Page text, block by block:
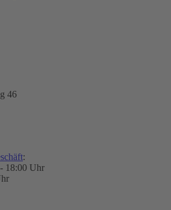
46
:
18:00 Uhr